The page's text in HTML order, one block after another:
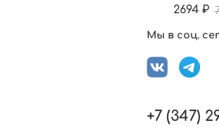
2694 ₽
Мы в соц.
+7 (347)